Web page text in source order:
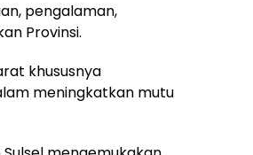
pengalaman,
Provinsi.
khususnya
meningkatkan mutu